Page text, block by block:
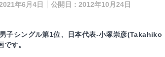
年6月4日 公開日：2012年10月24日
子シングル第1位、日本代表-小塚崇彦
す。